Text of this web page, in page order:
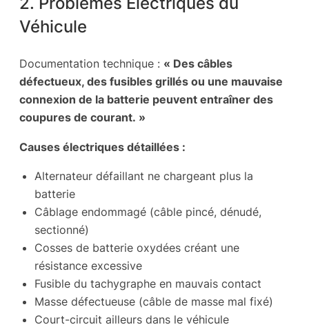
Véhicule
Documentation technique : « Des câbles
défectueux, des fusibles grillés ou une mauvaise
connexion de la batterie peuvent entraîner des
coupures de courant. »
Causes électriques détaillées :
Alternateur défaillant ne chargeant plus la
batterie
Câblage endommagé (câble pincé, dénudé,
sectionné)
Cosses de batterie oxydées créant une
résistance excessive
Fusible du tachygraphe en mauvais contact
Masse défectueuse (câble de masse mal fixé)
Court-circuit ailleurs dans le véhicule